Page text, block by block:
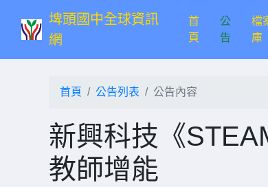
埤頭國中全球資訊
網
首
頁(current)
公
告
檔
庫
首頁 公告列表 公告內容
新興科技《
教師增能